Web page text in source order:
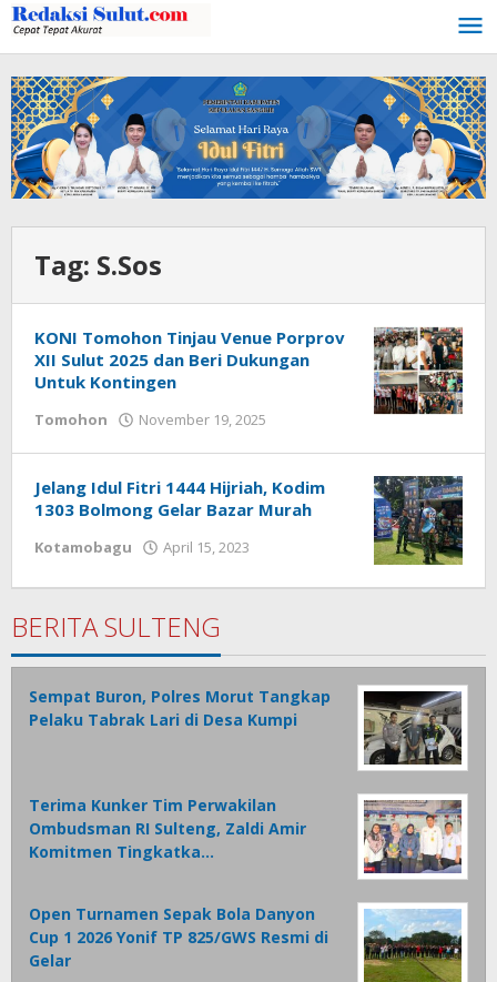
Lewati
ke
konten
Tag: S.Sos
KONI Tomohon Tinjau Venue Porprov
XII Sulut 2025 dan Beri Dukungan
Untuk Kontingen
Tomohon November 19, 2025
Jelang Idul Fitri 1444 Hijriah, Kodim
1303 Bolmong Gelar Bazar Murah
Kotamobagu April 15, 2023
Rotu
BERITA SULTENG
Sempat Buron, Polres Morut Tangkap
Pelaku Tabrak Lari di Desa Kumpi
Terima Kunker Tim Perwakilan
Ombudsman RI Sulteng, Zaldi Amir
Komitmen Tingkatka…
Open Turnamen Sepak Bola Danyon
Cup 1 2026 Yonif TP 825/GWS Resmi di
Gelar